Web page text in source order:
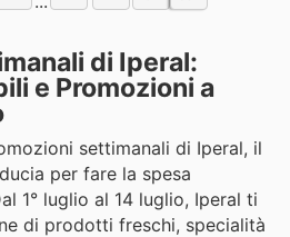
di Iperal:
e Promozioni a
settimanali di Iperal, il
per fare la spesa
1° luglio al 14 luglio, Iperal ti
di prodotti freschi, specialità